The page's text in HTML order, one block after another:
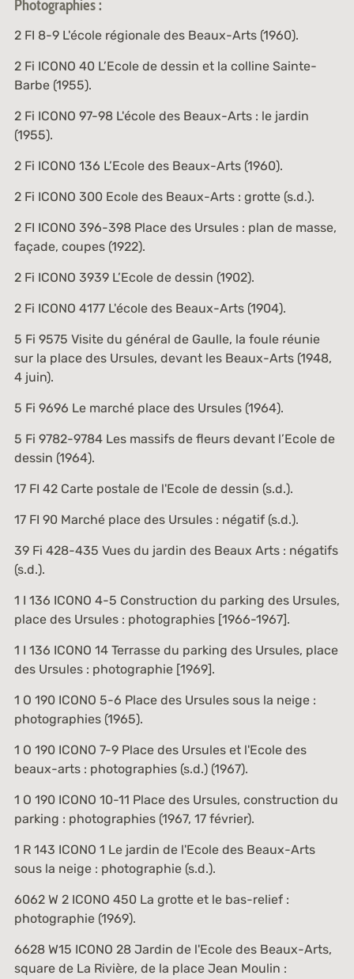
Photographies :
2 FI 8-9L'école régionale des Beaux-Arts (1960).
2 Fi ICONO 40L’Ecole de dessin et la colline Sainte-
Barbe (1955).
2 Fi ICONO 97-98L'école des Beaux-Arts : le jardin
(1955).
2 Fi ICONO 136 L’Ecole des Beaux-Arts (1960).
2 Fi ICONO 300Ecole des Beaux-Arts : grotte (s.d.).
2 FI ICONO 396-398Place des Ursules : plan de masse,
façade, coupes (1922).
2 Fi ICONO 3939L’Ecole de dessin (1902).
2 Fi ICONO 4177L'école des Beaux-Arts (1904).
5 Fi 9575 Visite du général de Gaulle, la foule réunie
sur la place des Ursules, devant les Beaux-Arts (1948,
4 juin).
5 Fi 9696 Le marché place des Ursules (1964).
5 Fi 9782-9784Les massifs de fleurs devant l’Ecole de
dessin (1964).
17 FI 42Carte postale de l'Ecole de dessin (s.d.).
17 FI 90Marché place des Ursules : négatif (s.d.).
39 Fi 428-435 Vues du jardin des Beaux Arts : négatifs
(s.d.).
1 I 136 ICONO 4-5 Construction du parking des Ursules,
place des Ursules : photographies [1966-1967].
1 I 136 ICONO 14Terrasse du parking des Ursules, place
des Ursules : photographie [1969].
1 O 190 ICONO 5-6 Place des Ursules sous la neige :
photographies (1965).
1 O 190 ICONO 7-9Place des Ursules et l'Ecole des
beaux-arts : photographies (s.d.) (1967).
1 O 190 ICONO 10-11 Place des Ursules, construction du
parking : photographies (1967, 17 février).
1 R 143 ICONO 1 Le jardin de l'Ecole des Beaux-Arts
sous la neige : photographie (s.d.).
6062 W 2 ICONO 450La grotte et le bas-relief :
photographie (1969).
6628 W15 ICONO 28Jardin de l'Ecole des Beaux-Arts,
square de La Rivière, de la place Jean Moulin :